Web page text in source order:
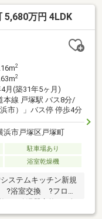
の不動産なら当社Ｋ
ＭＯや他サイトには
多数ご紹介中！資金
ンナーによる無料相
生涯無料相談付きで
5,680万円 4LDK
2
2
月(築31年5ヶ月)
本線 戸塚駅 バス8分/
市）」バス停 停歩4分
浜市戸塚区戸塚町
駐車場あり
浴室乾燥機
ステムキッチン新規
浴室交換 ?フロア
?給湯器交換 ?全
、スイッチパネル